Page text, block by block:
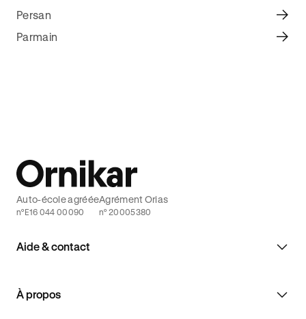
Persan
Parmain
Aide & contact
À propos
Auto-école agréée
n°E16 044 00090
Agrément Orias
n° 20005380